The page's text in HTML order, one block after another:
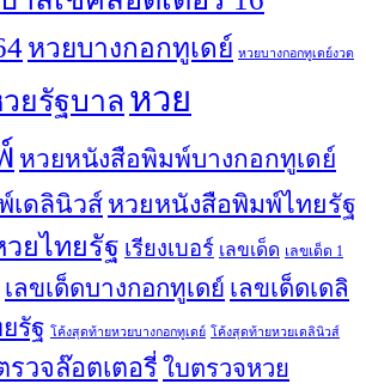
หวยบางกอกทูเดย์ หวยบางกอกทูเดย์งวด
ยรัฐบาล หวย
หวยหนังสือพิมพ์บางกอกทูเดย์
เดลินิวส์ หวยหนังสือพิมพ์ไทยรัฐ
วยไทยรัฐ เรียงเบอร์ เลขเด็ด เลขเด็ด 1
เลขเด็ดบางกอกทูเดย์ เลขเด็ดเดลิ
รัฐ โค้งสุดท้ายหวยบางกอกทูเดย์ โค้งสุดท้ายหวยเดลินิวส์
รวจล๊อตเตอรี่ ใบตรวจหวย